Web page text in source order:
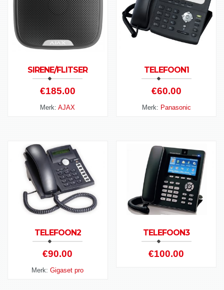
SIRENE/FLITSER
€185.00
Merk:AJAX
TELEFOON1
€60.00
Merk: Panasonic
TELEFOON2
€90.00
Merk:Gigaset pro
TELEFOON3
€100.00